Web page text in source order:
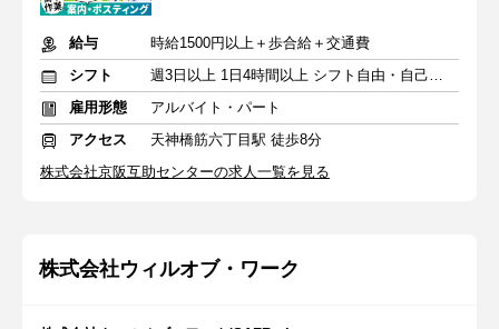
給与
時給1500円以上＋歩合給＋交通費
シフト
週3日以上 1日4時間以上 シフト自由・自己申告
雇用形態
アルバイト・パート
アクセス
天神橋筋六丁目駅 徒歩8分
株式会社京阪互助センターの求人一覧を見る
株式会社ウィルオブ・ワーク